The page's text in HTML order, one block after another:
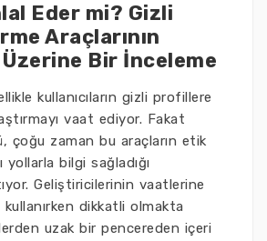
Eder mi? Gizli
Araçlarının
Bir İnceleme
kullanıcıların gizli profillere
vaat ediyor. Fakat
çoğu zaman bu araçların etik
yollarla bilgi sağladığı
Geliştiricilerinin vaatlerine
dikkatli olmakta
uzak bir pencereden içeri